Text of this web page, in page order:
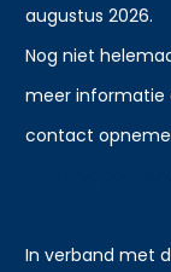
augustus 2026.
Nog niet
meer informatie
contact
In verband met